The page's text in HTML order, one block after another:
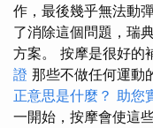
作，最後幾乎無法動
了消除這個問題，瑞
方案。 按摩是很好的
證 那些不做任何運動
正意思是什麼？ 助您
一開始，按摩會使這